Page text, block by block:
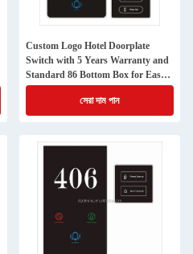
Custom Logo Hotel Doorplate
Switch with 5 Years Warranty and
Standard 86 Bottom Box for Easy
Installation
সেরা দাম পান